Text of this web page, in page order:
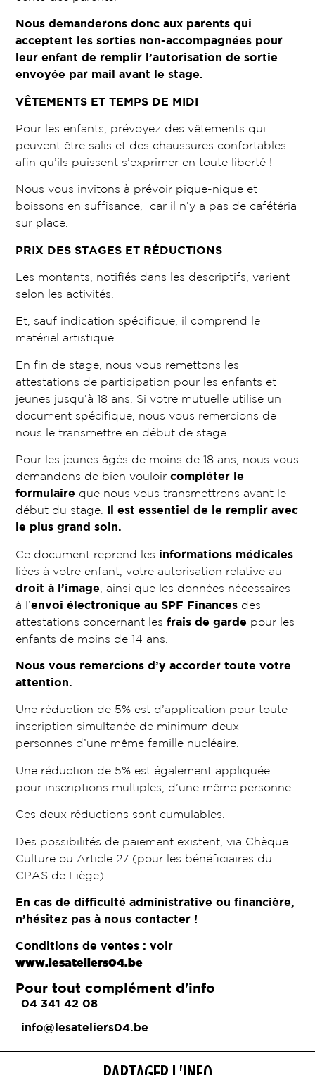
Nous demanderons donc aux parents qui
acceptent les sorties non-accompagnées pour
leur enfant de remplir l’autorisation de sortie
envoyée par mail avant le stage.
VÊTEMENTS ET TEMPS DE MIDI
Pour les enfants, prévoyez des vêtements qui
peuvent être salis et des chaussures confortables
afin qu’ils puissent s’exprimer en toute liberté !
Nous vous invitons à prévoir pique-nique et
boissons en suffisance, car il n’y a pas de cafétéria
sur place.
PRIX DES STAGES ET RÉDUCTIONS
Les montants, notifiés dans les descriptifs, varient
selon les activités.
Et, sauf indication spécifique, il comprend le
matériel artistique.
En fin de stage, nous vous remettons les
attestations de participation pour les enfants et
jeunes jusqu’à 18 ans. Si votre mutuelle utilise un
document spécifique, nous vous remercions de
nous le transmettre en début de stage.
Pour les jeunes âgés de moins de 18 ans, nous vous
demandons de bien vouloircompléter le
formulaire que nous vous transmettrons avant le
début du stage. Il est essentiel de le remplir avec
le plus grand soin.
Ce document reprend les informations médicales
liées à votre enfant, votre autorisation relative au
droit à l’image , ainsi que les données nécessaires
à l’envoi électronique au SPF Finances des
attestations concernant les frais de garde pour les
enfants de moins de 14 ans.
Nous vous remercions d’y accorder toute votre
attention.
Une réduction de 5% est d’application pour toute
inscription simultanée de minimum deux
personnes d’une même famille nucléaire.
Une réduction de 5% est également appliquée
pour inscriptions multiples, d’une même personne.
Ces deux réductions sont cumulables.
Des possibilités de paiement existent, via Chèque
Culture ou Article 27 (pour les bénéficiaires du
CPAS de Liège)
En cas de difficulté administrative ou financière,
n’hésitez pas à nous contacter !
Conditions de ventes : voir
www.lesateliers04.be
Pour tout complément d'info
04 341 42 08
info@lesateliers04.be